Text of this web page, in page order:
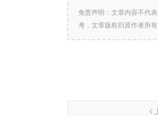
免责声明：文章内容不代
考，文章版权归原作者所